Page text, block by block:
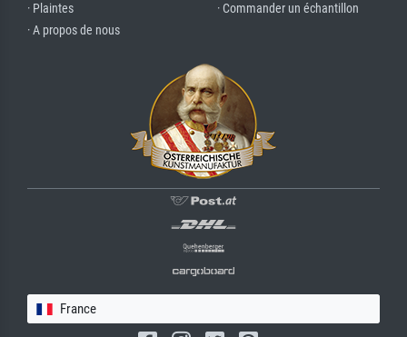
· Plaintes
· A propos de nous
· Commander un échantillon
France